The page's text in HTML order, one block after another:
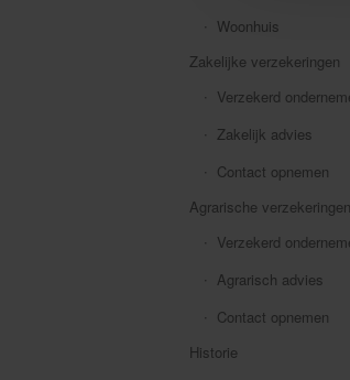
Woonhuis
Zakelijke verzekeringen
Verzekerd
Zakelijk advies
Contact opnemen
Agrarische verzekeringen
Verzekerd
Agrarisch advies
Contact opnemen
Historie